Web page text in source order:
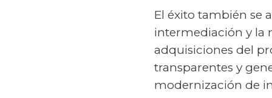
El éxito también se
intermediación y la
adquisiciones del
transparentes y
modernización de